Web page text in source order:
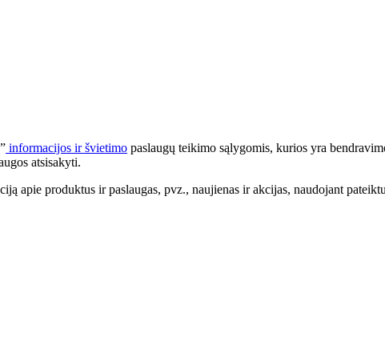
informacijos ir švietimo paslaugų teikimo sąlygomis, kurios yra
atsisakyti.
apie produktus ir paslaugas, pvz., naujienas ir akcijas, naudojant